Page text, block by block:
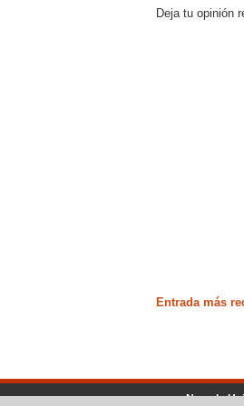
Deja tu opinión
Entrada más
No solo